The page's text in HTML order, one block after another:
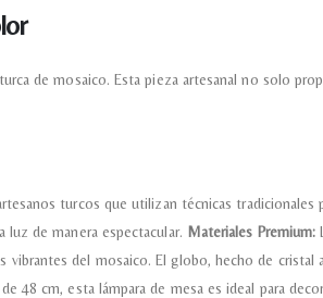
de mosaico. Esta pieza artesanal no solo
turcos que utilizan técnicas
de manera espectacular. Materiales Premium:
del mosaico. El globo, hecho de
48 cm, esta lámpara de mesa es ideal para